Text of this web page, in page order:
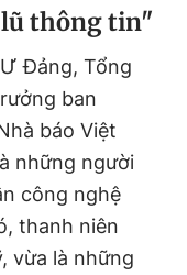
thông tin"
Đảng, Tổng
ban
báo Việt
những người
công nghệ
thanh niên
vừa là những